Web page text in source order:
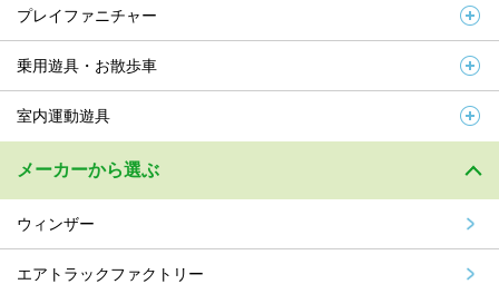
プレイファニチャー
乗用遊具・お散歩車
室内運動遊具
メーカーから選ぶ
ウィンザー
エアトラックファクトリー